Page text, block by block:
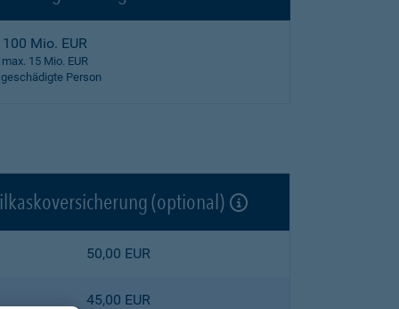
100 Mio. EUR
max. 15 Mio. EUR
Person
(optional)
50,00 EUR
45,00 EUR